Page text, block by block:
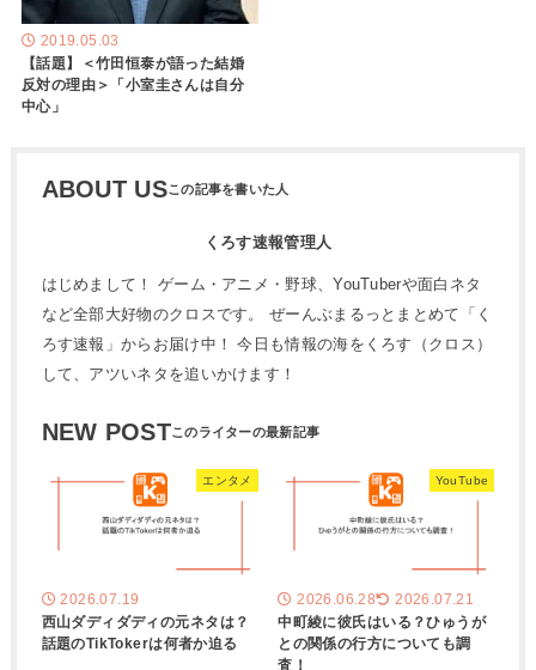
2019.05.03
【話題】＜竹田恒泰が語った結婚
反対の理由＞「小室圭さんは自分
中心」
ABOUT US
くろす速報管理人
はじめまして！ ゲーム・アニメ・野球、YouTuberや面白ネタ
など全部大好物のクロスです。 ぜーんぶまるっとまとめて「く
ろす速報」からお届け中！ 今日も情報の海をくろす（クロス）
して、アツいネタを追いかけます！
NEW POST
エンタメ
2026.07.19
西山ダディダディの元ネタは？
話題のTikTokerは何者か迫る
YouTube
2026.06.28 2026.07.21
中町綾に彼氏はいる？ひゅうが
との関係の行方についても調
査！